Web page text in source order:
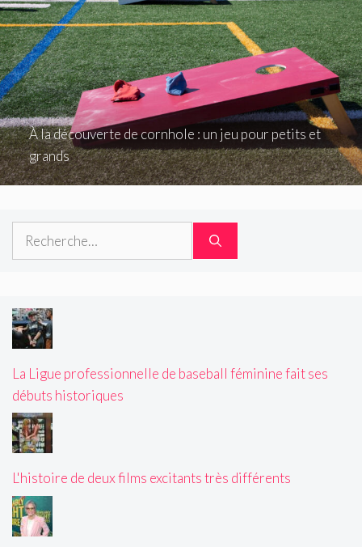
À la découverte de cornhole : un jeu pour petits et
grands
Rechercher :
La Ligue professionnelle de baseball féminine fait ses
débuts historiques
L'histoire de deux films excitants très différents